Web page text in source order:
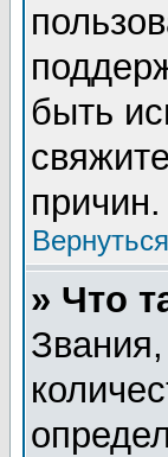
быть
причин.
» Что